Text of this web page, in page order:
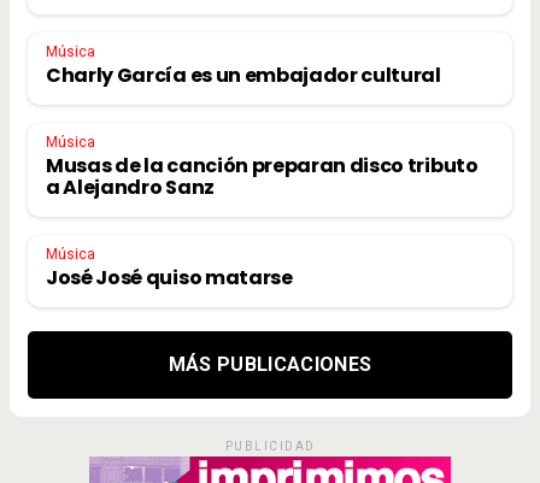
Música
Charly García es un embajador cultural
Música
Musas de la canción preparan disco tributo
a Alejandro Sanz
Música
José José quiso matarse
MÁS PUBLICACIONES
PUBLICIDAD